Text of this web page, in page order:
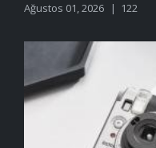
Ağustos 01, 2026 122